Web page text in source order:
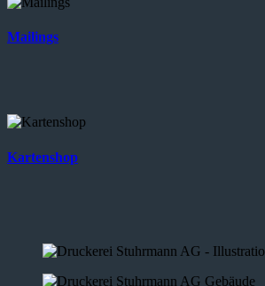
Mailings
Kartenshop